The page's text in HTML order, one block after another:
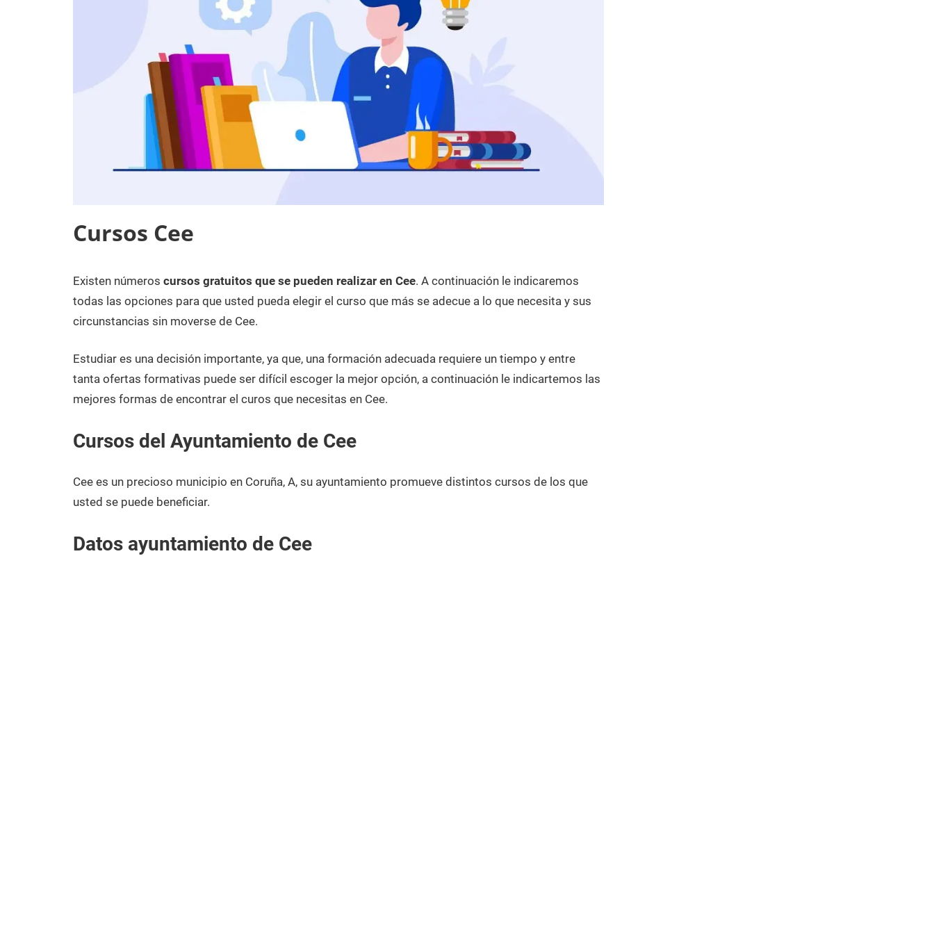
Cursos Cee
4
de
enero
2021
Maria
Cursos
en
Coruña,
Existen números cursos gratuitos que se pueden realizar en Cee. A continuación le indicaremos
todas las opciones para que usted pueda elegir el curso que más se adecue a lo que necesita y sus
circunstancias sin moverse de Cee.
Estudiar es una decisión importante, ya que, una formación adecuada requiere un tiempo y entre
tanta ofertas formativas puede ser difícil escoger la mejor opción, a continuación le indicartemos las
mejores formas de encontrar el curos que necesitas en Cee.
Cursos del Ayuntamiento de Cee
Cee es un precioso municipio en Coruña, A, su ayuntamiento promueve distintos cursos de los que
usted se puede beneficiar.
Datos ayuntamiento de Cee